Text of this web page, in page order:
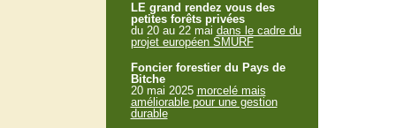
LE grand rendez vous des
petites forêts privées
du 20 au 22 mai dans le cadre du
projet européen SMURF
Foncier forestier du Pays de
Bitche
20 mai 2025 morcelé mais
améliorable pour une gestion
durable